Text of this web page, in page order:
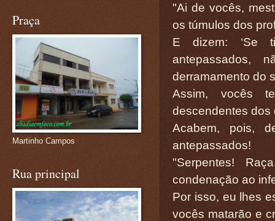
"Ai de vocês,
os túmulos dos
E dizem: ‘Se
antepassados,
derramamento do
Assim, vocês
descendentes dos
Acabem, pois,
antepassados!
"Serpentes!
condenação ao
Por isso, eu lhes
vocês matarão e
Praça
Martinho Campos
Rua principal